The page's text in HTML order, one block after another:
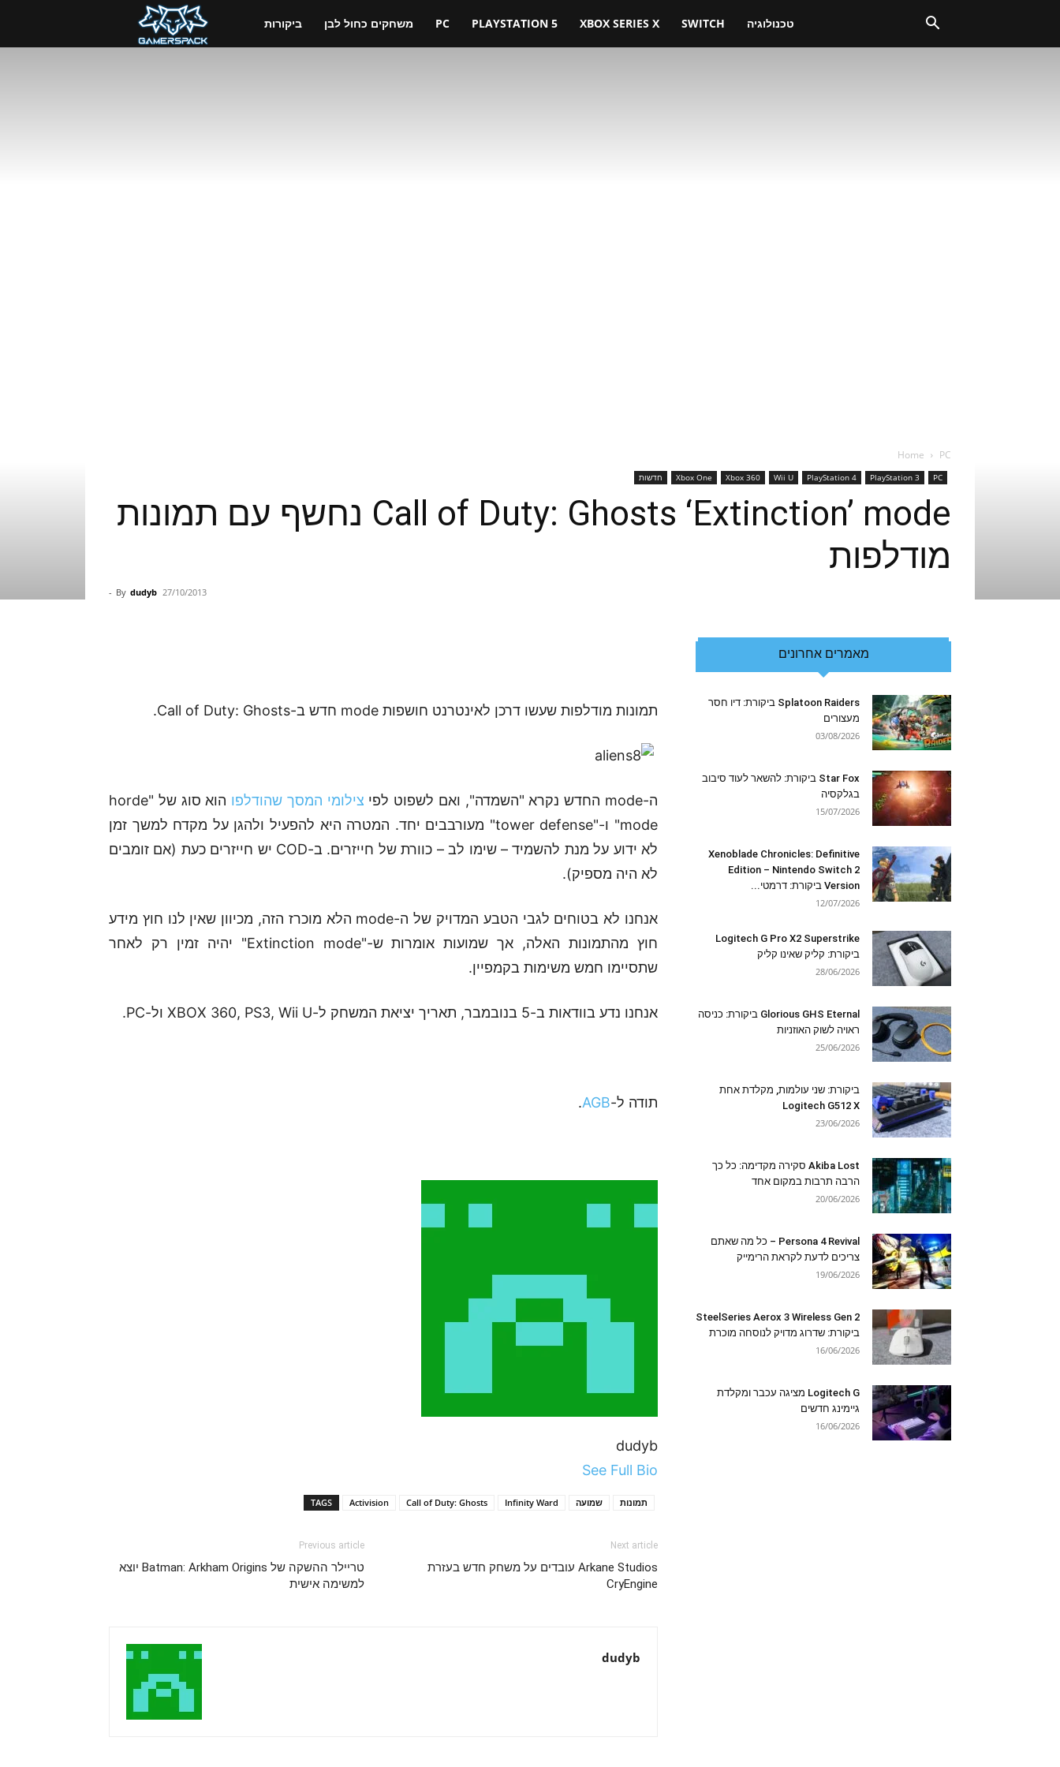
ביקורות משחקים כחול לבן PC PLAYSTATION 5 XBOX SERIES X SWITCH טכנולוגיה
Home PC
PC
PlayStation 3
PlayStation 4
Wii U
Xbox 360
Xbox One חדשות
Call of Duty: Ghosts ‘Extinction’ mode נחשף עם תמונות
מודלפות
By dudyb
- 27/10/2013
תמונות מודלפות שעשו דרכן לאינטרנט חושפות mode חדש ב-Call of Duty: Ghosts.
ה-mode החדש נקרא "השמדה", ואם לשפוט לפי צילומי המסך שהודלפו
הוא סוג של "horde
mode" ו-"tower defense" מעורבבים יחד. המטרה היא להפעיל ולהגן על מקדח למשך זמן
לא ידוע על מנת להשמיד – שימו לב – כוורת של חייזרים. ב-COD יש חייזרים כעת (אם זומבים
לא היה מספיק).
אנחנו לא בטוחים לגבי הטבע המדויק של ה-mode הלא מוכרז הזה, מכיוון שאין לנו חוץ מידע
חוץ מהתמונות האלה, אך שמועות אומרות ש-"Extinction mode" יהיה זמין רק לאחר
שתסיימו חמש משימות בקמפיין.
אנחנו נדע בוודאות ב-5 בנובמבר, תאריך יציאת המשחק ל-XBOX 360, PS3, Wii U ול-PC.
תודה ל-AGB
.
dudyb
See Full Bio
TAGS Activision Call of Duty: Ghosts Infinity Ward שמועה תמונות
Previous article
טריילר ההשקה של Batman: Arkham Origins יוצא
למשימה אישית
Next article
Arkane Studios עובדים על משחק חדש בעזרת
CryEngine
dudyb
מאמרים אחרונים
Splatoon Raiders ביקורת: דיו חסר
מעצורים
03/08/2026
Star Fox ביקורת: להשאר לעוד סיבוב
בגלקסיה
15/07/2026
Xenoblade Chronicles: Definitive
Edition – Nintendo Switch 2
Version ביקורת: דרמטי...
12/07/2026
Logitech G Pro X2 Superstrike
ביקורת: קליק שאינו קליק
28/06/2026
Glorious GHS Eternal ביקורת: כניסה
ראויה לשוק האוזניות
25/06/2026
ביקורת: שני עולמות, מקלדת אחת
Logitech G512 X
23/06/2026
Akiba Lost סקירה מקדימה: כל כך
הרבה תרבות במקום אחד
20/06/2026
Persona 4 Revival – כל מה שאתם
צריכים לדעת לקראת הרימייק
19/06/2026
SteelSeries Aerox 3 Wireless Gen 2
ביקורת: שדרוג מדויק לנוסחה מוכרת
16/06/2026
Logitech G מציגה עכבר ומקלדת
גיימינג חדשים
16/06/2026